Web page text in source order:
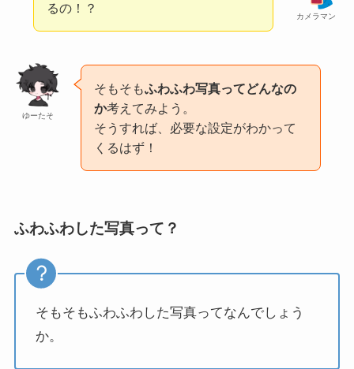
カメラマン
るの！？
ゆーたそ
そもそもふわふわ写真ってどんなの
か考えてみよう。
そうすれば、必要な設定がわかって
くるはず！
ふわふわした写真って？
そもそもふわふわした写真ってなんでしょう
か。